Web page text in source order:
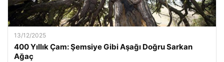
13/12/2025
400 Yıllık Çam: Şemsiye Gibi Aşağı Doğru Sarkan
Ağaç